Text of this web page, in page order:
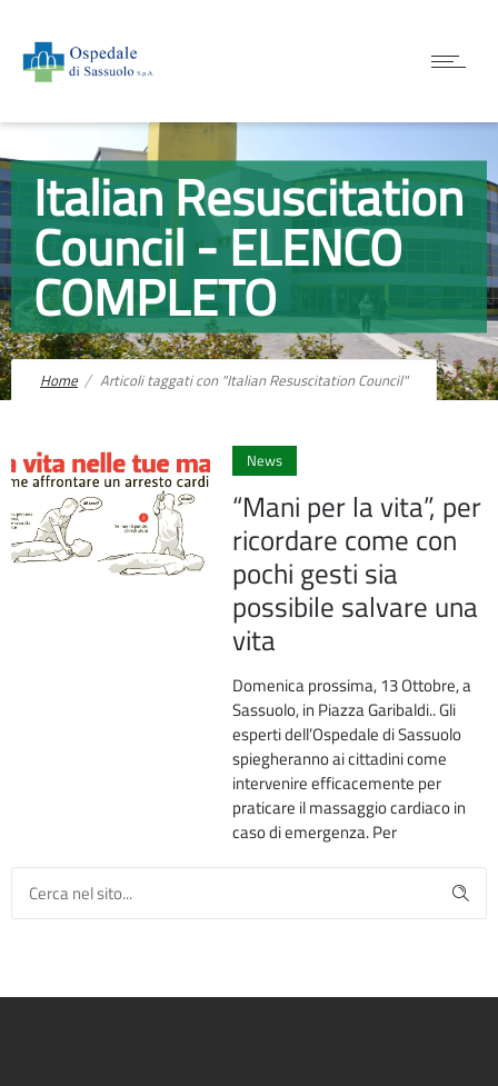
Italian Resuscitation
Council - ELENCO
COMPLETO
Home Articoli taggati con "Italian Resuscitation Council"
News
“Mani per la vita”, per
ricordare come con
pochi gesti sia
possibile salvare una
vita
Domenica prossima, 13 Ottobre, a
Sassuolo, in Piazza Garibaldi.. Gli
esperti dell’Ospedale di Sassuolo
spiegheranno ai cittadini come
intervenire efficacemente per
praticare il massaggio cardiaco in
caso di emergenza. Per